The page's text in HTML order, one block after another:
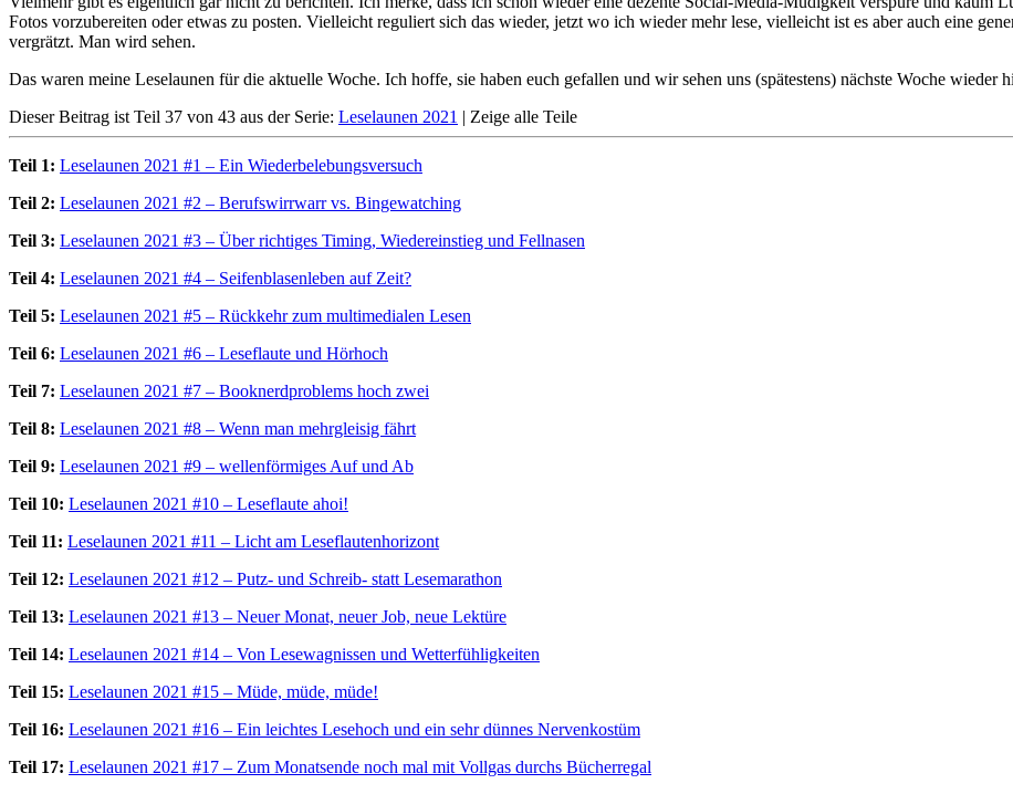
Fotos vorzubereiten oder etwas zu posten. Vielleicht reguliert sich das wieder, jetzt wo ich wieder mehr lese, vielleicht ist es aber auch eine
vergrätzt. Man wird sehen.
Das waren meine Leselaunen für die aktuelle Woche. Ich hoffe, sie haben euch gefallen und wir sehen uns (spätestens) nächste Woche wieder
Dieser Beitrag ist Teil 37 von 43 aus der Serie: Leselaunen 2021 | Zeige alle Teile
Teil 1: Leselaunen 2021 #1 – Ein Wiederbelebungsversuch
Teil 2: Leselaunen 2021 #2 – Berufswirrwarr vs. Bingewatching
Teil 3: Leselaunen 2021 #3 – Über richtiges Timing, Wiedereinstieg und Fellnasen
Teil 4: Leselaunen 2021 #4 – Seifenblasenleben auf Zeit?
Teil 5: Leselaunen 2021 #5 – Rückkehr zum multimedialen Lesen
Teil 6: Leselaunen 2021 #6 – Leseflaute und Hörhoch
Teil 7: Leselaunen 2021 #7 – Booknerdproblems hoch zwei
Teil 8: Leselaunen 2021 #8 – Wenn man mehrgleisig fährt
Teil 9: Leselaunen 2021 #9 – wellenförmiges Auf und Ab
Teil 10: Leselaunen 2021 #10 – Leseflaute ahoi!
Teil 11: Leselaunen 2021 #11 – Licht am Leseflautenhorizont
Teil 12: Leselaunen 2021 #12 – Putz- und Schreib- statt Lesemarathon
Teil 13: Leselaunen 2021 #13 – Neuer Monat, neuer Job, neue Lektüre
Teil 14: Leselaunen 2021 #14 – Von Lesewagnissen und Wetterfühligkeiten
Teil 15: Leselaunen 2021 #15 – Müde, müde, müde!
Teil 16: Leselaunen 2021 #16 – Ein leichtes Lesehoch und ein sehr dünnes Nervenkostüm
Teil 17: Leselaunen 2021 #17 – Zum Monatsende noch mal mit Vollgas durchs Bücherregal